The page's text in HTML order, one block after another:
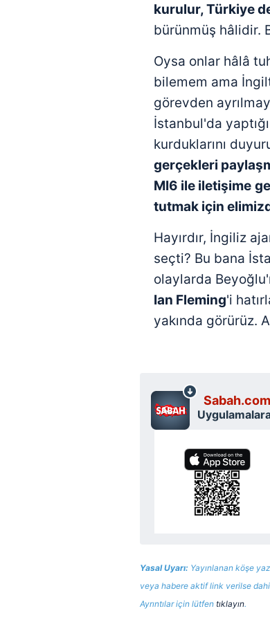
mevzuata uygun
kurulur, Türkiye
bürünmüş hâlidir.
Oysa onlar hâlâ
bilemem ama
görevden
İstanbul'da
kurduklarını
gerçekleri
MI6 ile iletişime
tutmak için
Hayırdır, İngiliz
seçti? Bu bana
olaylarda
Ian Fleming'i
yakında görürüz.
Yasal Uyarı: Yayınlanan köşe
veya habere aktif link verilse
Ayrıntılar için lütfen tıklayın.